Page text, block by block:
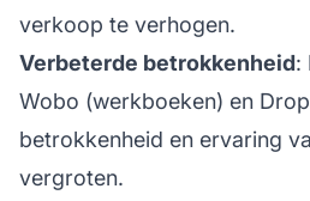
verkoop te verhogen.
Verbeterde betrokkenheid:
Wobo (werkboeken) en
betrokkenheid en ervaring
vergroten.